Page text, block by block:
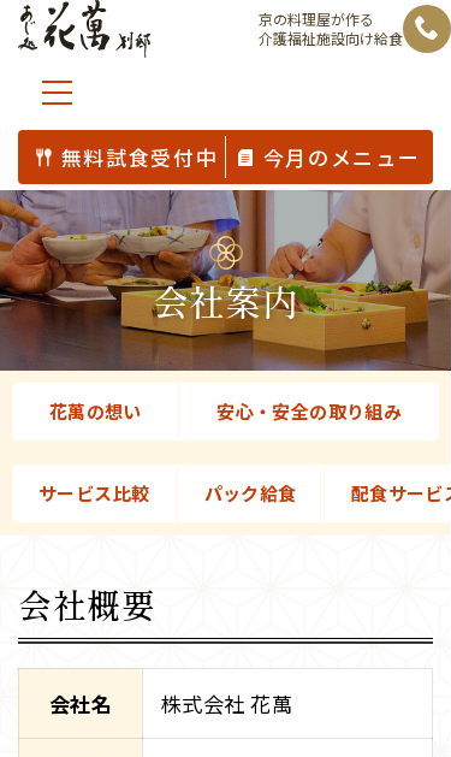
ン
へ
ス
キ
ッ
プ
京の料理屋が作る
介護福祉施設向け給食
無料試食受付中 今月のメニュー
会社案内
花萬の想い 安心・安全の取り組み
サービス比較 パック給食 配食サービス
会社概要
会社名 株式会社 花萬